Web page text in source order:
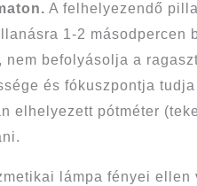
A felhelyezendő
1-2 másodpercen
befolyásolja a
és fókuszpontja
elhelyezett pótméter
lámpa fényei ellen